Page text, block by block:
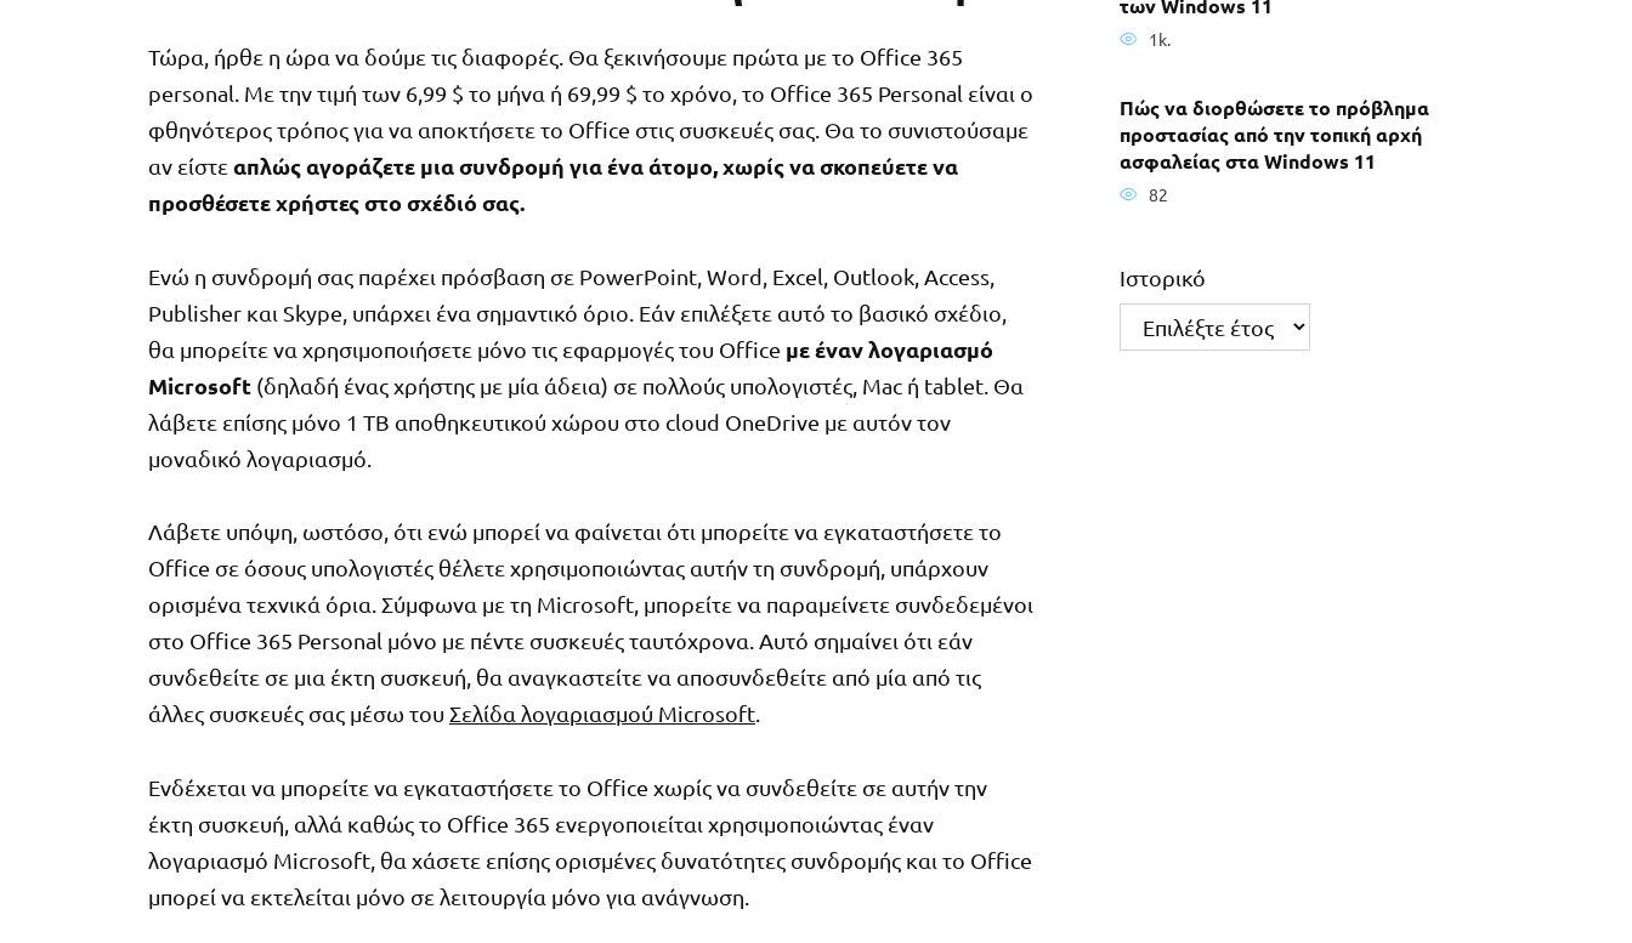
Τώρα, ήρθε η ώρα να δούμε τις διαφορές. Θα ξεκινήσουμε πρώτα με το Office 365
personal. Με την τιμή των 6,99 $ το μήνα ή 69,99 $ το χρόνο, το Office 365 Personal είναι ο
φθηνότερος τρόπος για να αποκτήσετε το Office στις συσκευές σας. Θα το συνιστούσαμε
αν είστε απλώς αγοράζετε μια συνδρομή για ένα άτομο, χωρίς να σκοπεύετε να
προσθέσετε χρήστες στο σχέδιό σας.
Ενώ η συνδρομή σας παρέχει πρόσβαση σε PowerPoint, Word, Excel, Outlook, Access,
Publisher και Skype, υπάρχει ένα σημαντικό όριο. Εάν επιλέξετε αυτό το βασικό σχέδιο,
θα μπορείτε να χρησιμοποιήσετε μόνο τις εφαρμογές του Office με έναν λογαριασμό
Microsoft (δηλαδή ένας χρήστης με μία άδεια) σε πολλούς υπολογιστές, Mac ή tablet. Θα
λάβετε επίσης μόνο 1 TB αποθηκευτικού χώρου στο cloud OneDrive με αυτόν τον
μοναδικό λογαριασμό.
Λάβετε υπόψη, ωστόσο, ότι ενώ μπορεί να φαίνεται ότι μπορείτε να εγκαταστήσετε το
Office σε όσους υπολογιστές θέλετε χρησιμοποιώντας αυτήν τη συνδρομή, υπάρχουν
ορισμένα τεχνικά όρια. Σύμφωνα με τη Microsoft, μπορείτε να παραμείνετε συνδεδεμένοι
στο Office 365 Personal μόνο με πέντε συσκευές ταυτόχρονα. Αυτό σημαίνει ότι εάν
συνδεθείτε σε μια έκτη συσκευή, θα αναγκαστείτε να αποσυνδεθείτε από μία από τις
άλλες συσκευές σας μέσω του Σελίδα λογαριασμού Microsoft.
Ενδέχεται να μπορείτε να εγκαταστήσετε το Office χωρίς να συνδεθείτε σε αυτήν την
έκτη συσκευή, αλλά καθώς το Office 365 ενεργοποιείται χρησιμοποιώντας έναν
λογαριασμό Microsoft, θα χάσετε επίσης ορισμένες δυνατότητες συνδρομής και το Office
μπορεί να εκτελείται μόνο σε λειτουργία μόνο για ανάγνωση.
1k.
Πώς να διορθώσετε το πρόβλημα
προστασίας από την τοπική αρχή
ασφαλείας στα Windows 11
82
Ιστορικό